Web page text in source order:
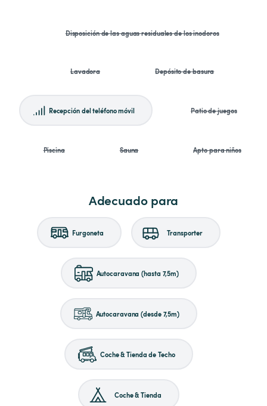
Disposición de las aguas residuales de los inodoros
Lavadora Depósito de basura
Recepción del teléfono móvil Patio de juegos
Piscina Sauna Apto para niños
Adecuado para
Furgoneta Transporter
Autocaravana (hasta 7,5m)
Autocaravana (desde 7,5m)
Coche & Tienda de Techo
Coche & Tienda